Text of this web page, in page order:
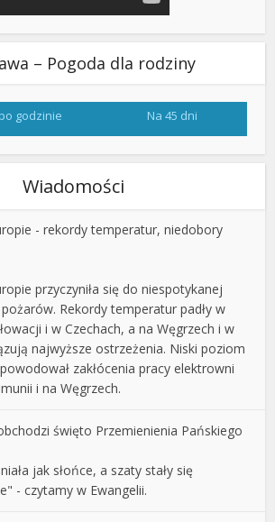
– Pogoda dla rodziny
godzinie Na 45 dni
Wiadomości
- rekordy temperatur, niedobory
przyczyniła się do niespotykanej
Rekordy temperatur padły w
i w Czechach, a na Węgrzech i w
najwyższe ostrzeżenia. Niski poziom
zakłócenia pracy elektrowni
i na Węgrzech.
święto Przemienienia Pańskiego
jak słońce, a szaty stały się
- czytamy w Ewangelii.